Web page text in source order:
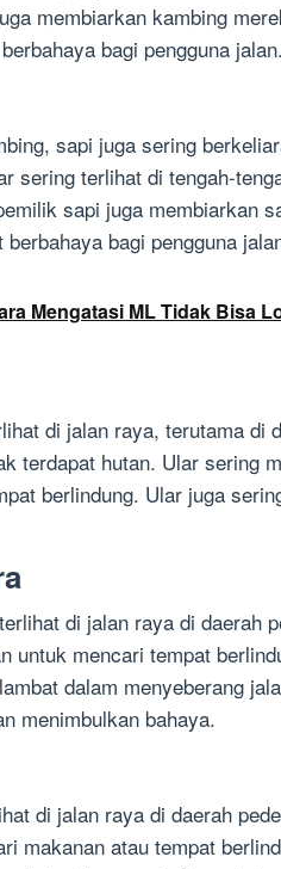
membiarkan kambing
bagi pengguna jalan.
sapi juga sering
sering terlihat di tengah-
sapi juga membiarkan
bagi pengguna
Mengatasi ML Tidak Bisa
di jalan raya, terutama di
terdapat hutan. Ular sering
berlindung. Ular juga
di jalan raya di daerah
untuk mencari tempat
dalam menyeberang
menimbulkan bahaya.
di jalan raya di daerah
makanan atau tempat